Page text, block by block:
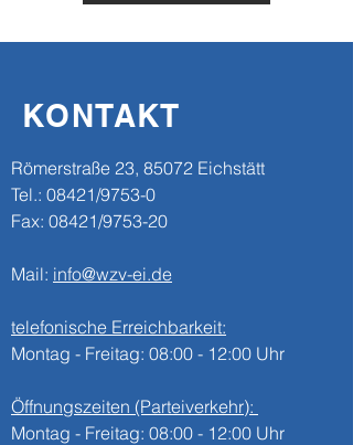
KONTAKT
​​Römerstraße 23, 85072 Eichstätt
Tel.: 08421/9753-0
Fax: 08421/9753-20
Mail: info@wzv-ei.de
telefonische Erreichbarkeit:
Montag - Freitag: 08:00 - 12:00 Uhr
Öffnungszeiten (Parteiverkehr):
Montag - Freitag: 08:00 - 12:00 Uhr